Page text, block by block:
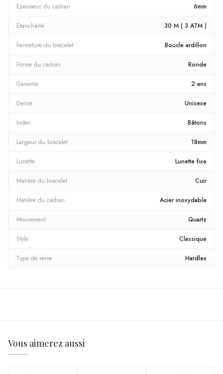
Epaisseur du cadran 6mm
Etanchéité 30 M ( 3 ATM )
Fermeture du bracelet Boucle ardillon
Forme du cadran Ronde
Garantie 2 ans
Genre Unisexe
Index Bâtons
Largeur du bracelet 18mm
Lunette Lunette fixe
Matière du bracelet Cuir
Matière du cadran Acier inoxydable
Mouvement Quartz
Style Classique
Type de verre Hardlex
Vous aimerez aussi